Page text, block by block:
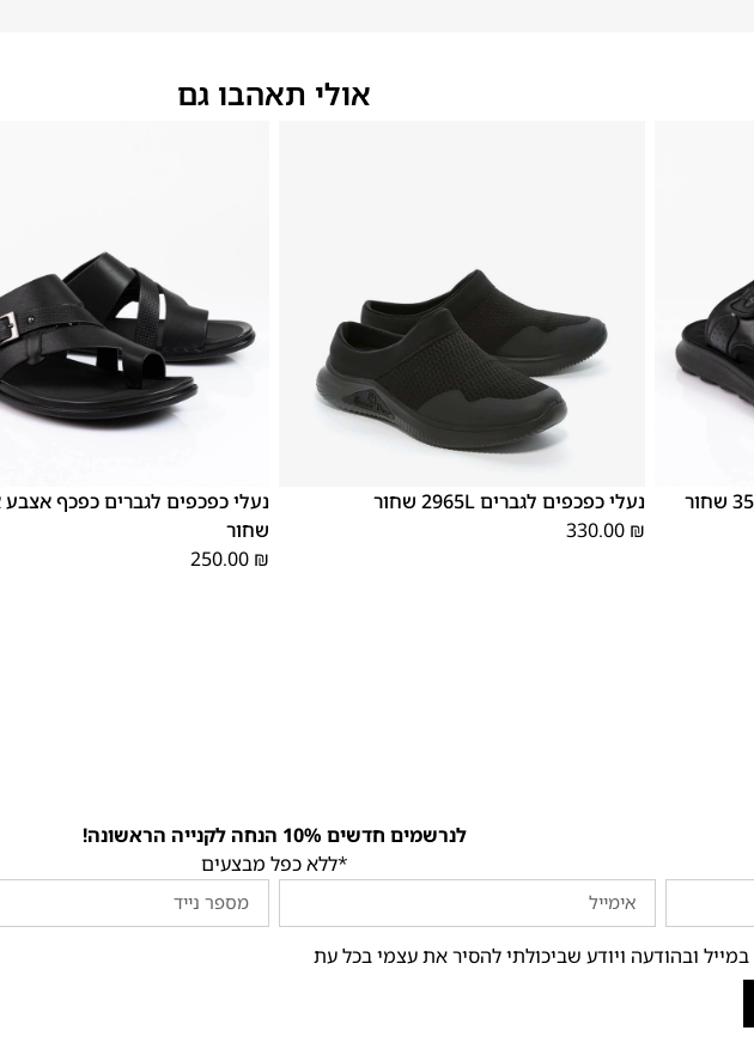
אולי תאהבו גם
נעלי כפכפים לגברים 2965L שחור
330.00 ₪
שחור
250.00 ₪
לנרשמים חדשים 10% הנחה לקנייה הראשונה!
*ללא כפל מבצעים
ובהודעה ויודע שביכולתי להסיר את עצמי בכל עת